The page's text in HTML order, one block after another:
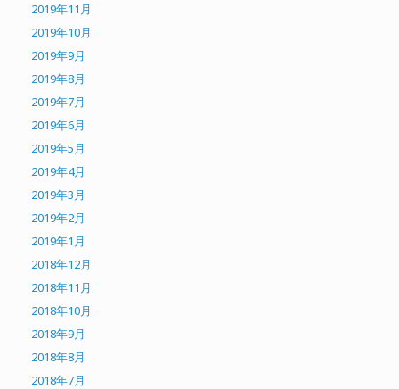
2019年11月
2019年10月
2019年9月
2019年8月
2019年7月
2019年6月
2019年5月
2019年4月
2019年3月
2019年2月
2019年1月
2018年12月
2018年11月
2018年10月
2018年9月
2018年8月
2018年7月